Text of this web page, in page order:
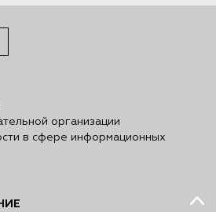
организации
в сфере информационных